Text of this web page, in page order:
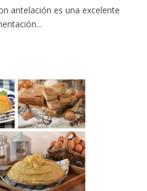
antelación es una excelente